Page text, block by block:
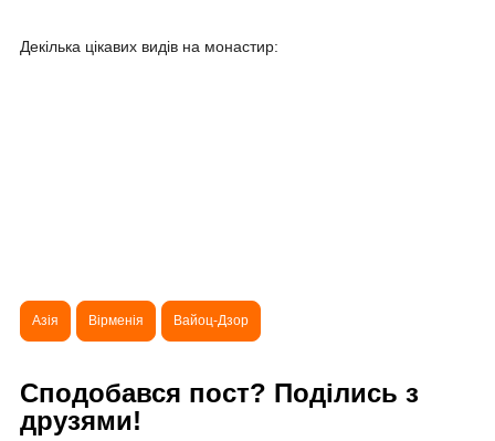
Декілька цікавих видів на монастир:
Азія Вірменія Вайоц-Дзор
Сподобався пост? Поділись з
друзями!